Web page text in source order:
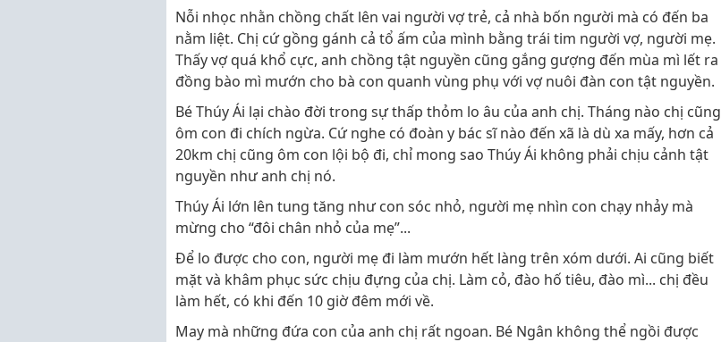
Nỗi nhọc nhằn chồng chất lên vai người vợ trẻ, cả nhà bốn người mà có đến ba
nằm liệt. Chị cứ gồng gánh cả tổ ấm của mình bằng trái tim người vợ, người mẹ.
Thấy vợ quá khổ cực, anh chồng tật nguyền cũng gắng gượng đến mùa mì lết ra
đồng bào mì mướn cho bà con quanh vùng phụ với vợ nuôi đàn con tật nguyền.
Bé Thúy Ái lại chào đời trong sự thấp thỏm lo âu của anh chị. Tháng nào chị cũng
ôm con đi chích ngừa. Cứ nghe có đoàn y bác sĩ nào đến xã là dù xa mấy, hơn cả
20km chị cũng ôm con lội bộ đi, chỉ mong sao Thúy Ái không phải chịu cảnh tật
nguyền như anh chị nó.
Thúy Ái lớn lên tung tăng như con sóc nhỏ, người mẹ nhìn con chạy nhảy mà
mừng cho “đôi chân nhỏ của mẹ”...
Để lo được cho con, người mẹ đi làm mướn hết làng trên xóm dưới. Ai cũng biết
mặt và khâm phục sức chịu đựng của chị. Làm cỏ, đào hố tiêu, đào mì... chị đều
làm hết, có khi đến 10 giờ đêm mới về.
May mà những đứa con của anh chị rất ngoan. Bé Ngân không thể ngồi được